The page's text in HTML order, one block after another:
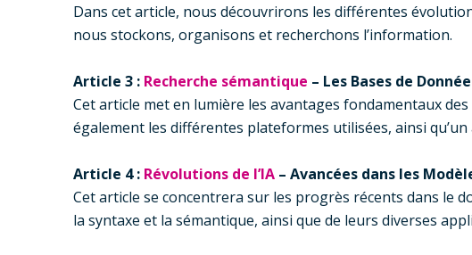
Dans cet article, nous découvrirons les différentes
nous stockons, organisons et recherchons l’information.
Article 3 : Recherche sémantique – Les Bases de
Cet article met en lumière les avantages fondamentaux
également les différentes plateformes utilisées, ainsi
Article 4 : Révolutions de l’IA – Avancées dans les
Cet article se concentrera sur les progrès récents dans le
la syntaxe et la sémantique, ainsi que de leurs diverses